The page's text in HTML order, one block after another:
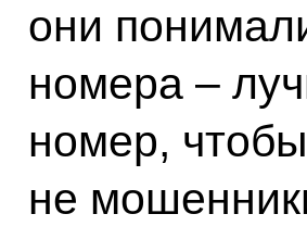
они
номера –
номер,
не